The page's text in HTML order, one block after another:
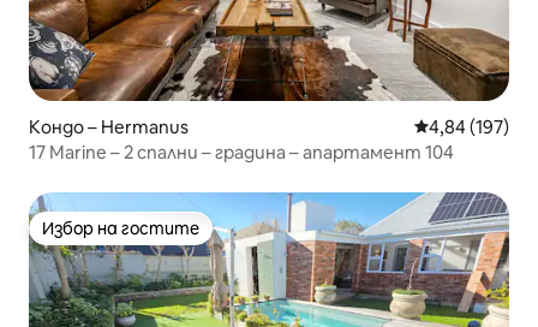
Кондо – Hermanus Средна
4,84 (197)
17 Marine – 2 спални – градина – апартамент 104
Избор на гостите
Избор на гостите